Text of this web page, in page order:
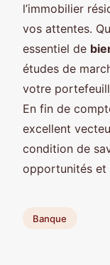
l’immobilier
vos attentes.
essentiel de
études de
votre
En fin de
excellent
condition de
opportunités et
Banque